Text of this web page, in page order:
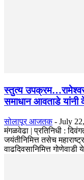
स्तुत्य
समाधान आवताडे यांनी
सोलापूर आजतक - July
मंगळवेढा | प्रतिनिधी :
जयंतीनिमित्त तसेच
वाढदिवसानिमित्त